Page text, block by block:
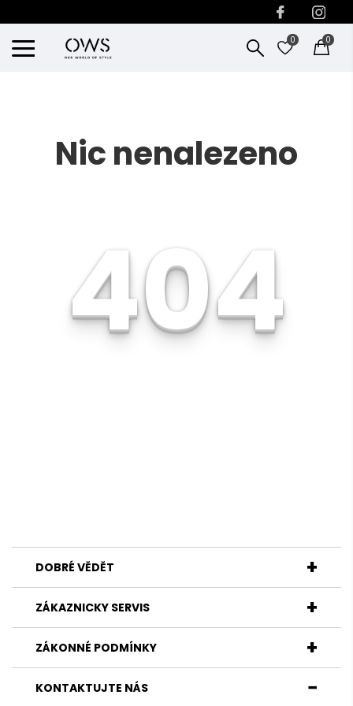
0
0
Nic nenalezeno
DOBRÉ VĚDĚT
ZÁKAZNICKY SERVIS
ZÁKONNÉ PODMÍNKY
KONTAKTUJTE NÁS